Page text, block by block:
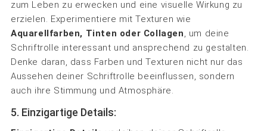
zum Leben zu erwecken und eine visuelle Wirkung zu
erzielen. Experimentiere mit Texturen wie
Aquarellfarben, Tinten oder Collagen, um deine
Schriftrolle interessant und ansprechend zu gestalten.
Denke daran, dass Farben und Texturen nicht nur das
Aussehen deiner Schriftrolle beeinflussen, sondern
auch ihre Stimmung und Atmosphäre.
5. Einzigartige Details: